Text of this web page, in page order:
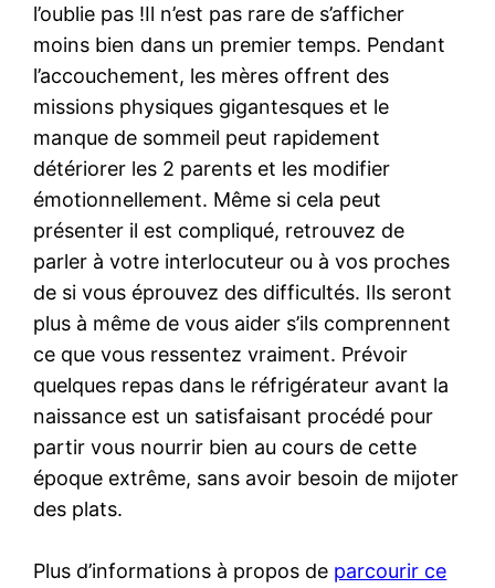
l’oublie pas !Il n’est pas rare de s’afficher
moins bien dans un premier temps. Pendant
l’accouchement, les mères offrent des
missions physiques gigantesques et le
manque de sommeil peut rapidement
détériorer les 2 parents et les modifier
émotionnellement. Même si cela peut
présenter il est compliqué, retrouvez de
parler à votre interlocuteur ou à vos proches
de si vous éprouvez des difficultés. Ils seront
plus à même de vous aider s’ils comprennent
ce que vous ressentez vraiment. Prévoir
quelques repas dans le réfrigérateur avant la
naissance est un satisfaisant procédé pour
partir vous nourrir bien au cours de cette
époque extrême, sans avoir besoin de mijoter
des plats.
Plus d’informations à propos de parcourir ce